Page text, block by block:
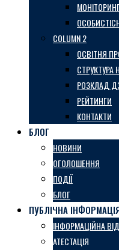
COLUMN 2
ОСВІТНЯ
СТРУКТУРА
РОЗКЛАД
РЕЙТИНГИ
КОНТАКТИ
БЛОГ
НОВИНИ
ОГОЛОШЕННЯ
ПОДІЇ
БЛОГ
ПУБЛІЧНА
ІНФОРМАЦІЙНА
АТЕСТАЦІЯ